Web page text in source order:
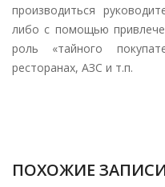
производиться
либо с помощью
роль «тайного
ресторанах, АЗС и т.п.
ПОХОЖИЕ